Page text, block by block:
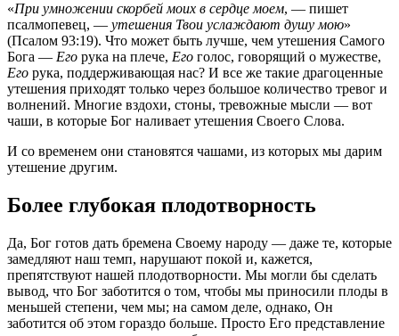
«При умножении скорбей моих в сердце моем, — пишет
псалмопевец, — утешения Твои услаждают душу мою»
(Псалом 93:19). Что может быть лучше, чем утешения Самого
Бога — Его рука на плече, Его голос, говорящий о мужестве,
Его рука, поддерживающая нас? И все же такие драгоценные
утешения приходят только через большое количество тревог и
волнений. Многие вздохи, стоны, тревожные мысли — вот
чаши, в которые Бог наливает утешения Своего Слова.
И со временем они становятся чашами, из которых мы дарим
утешение другим.
Более глубокая плодотворность
Да, Бог готов дать бремена Своему народу — даже те, которые
замедляют наш темп, нарушают покой и, кажется,
препятствуют нашей плодотворности. Мы могли бы сделать
вывод, что Бог заботится о том, чтобы мы приносили плоды в
меньшей степени, чем мы; на самом деле, однако, Он
заботится об этом гораздо больше. Просто Его представление